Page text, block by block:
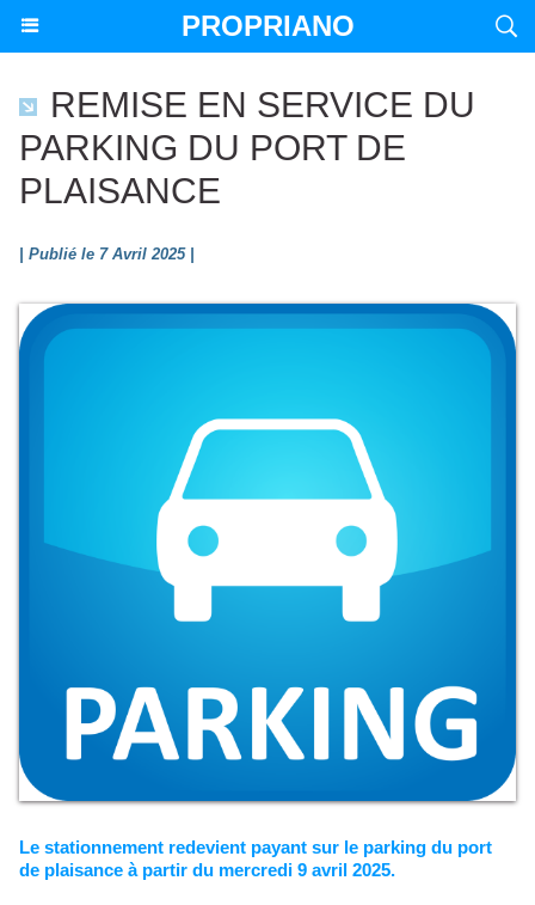
PROPRIANO
REMISE EN SERVICE DU
PARKING DU PORT DE
PLAISANCE
| Publié le 7 Avril 2025 |
Le stationnement redevient payant sur le parking du port
de plaisance à partir du mercredi 9 avril 2025.